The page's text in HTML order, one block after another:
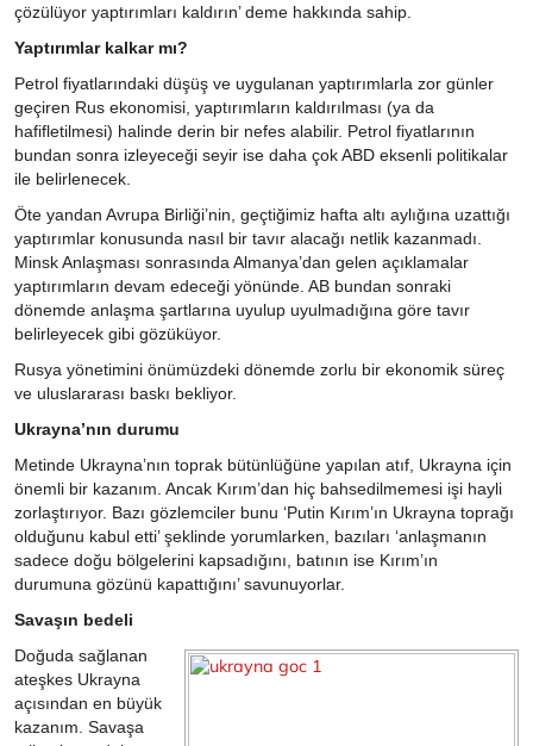
çözülüyor yaptırımları kaldırın’ deme hakkında sahip.
Yaptırımlar kalkar mı?
Petrol fiyatlarındaki düşüş ve uygulanan yaptırımlarla zor günler
geçiren Rus ekonomisi, yaptırımların kaldırılması (ya da
hafifletilmesi) halinde derin bir nefes alabilir. Petrol fiyatlarının
bundan sonra izleyeceği seyir ise daha çok ABD eksenli politikalar
ile belirlenecek.
Öte yandan Avrupa Birliği’nin, geçtiğimiz hafta altı aylığına uzattığı
yaptırımlar konusunda nasıl bir tavır alacağı netlik kazanmadı.
Minsk Anlaşması sonrasında Almanya’dan gelen açıklamalar
yaptırımların devam edeceği yönünde. AB bundan sonraki
dönemde anlaşma şartlarına uyulup uyulmadığına göre tavır
belirleyecek gibi gözüküyor.
Rusya yönetimini önümüzdeki dönemde zorlu bir ekonomik süreç
ve uluslararası baskı bekliyor.
Ukrayna’nın durumu
Metinde Ukrayna’nın toprak bütünlüğüne yapılan atıf, Ukrayna için
önemli bir kazanım. Ancak Kırım’dan hiç bahsedilmemesi işi hayli
zorlaştırıyor. Bazı gözlemciler bunu ‘Putin Kırım’ın Ukrayna toprağı
olduğunu kabul etti’ şeklinde yorumlarken, bazıları ‘anlaşmanın
sadece doğu bölgelerini kapsadığını, batının ise Kırım’ın
durumuna gözünü kapattığını’ savunuyorlar.
Savaşın bedeli
Doğuda sağlanan
ateşkes Ukrayna
açısından en büyük
kazanım. Savaşa